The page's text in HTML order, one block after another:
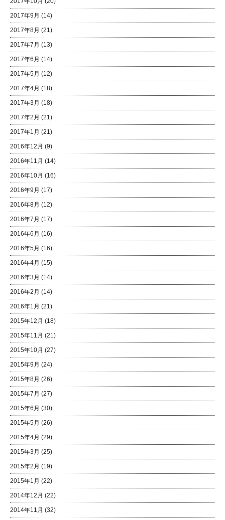
2017年9月 (14)
2017年8月 (21)
2017年7月 (13)
2017年6月 (14)
2017年5月 (12)
2017年4月 (18)
2017年3月 (18)
2017年2月 (21)
2017年1月 (21)
2016年12月 (9)
2016年11月 (14)
2016年10月 (16)
2016年9月 (17)
2016年8月 (12)
2016年7月 (17)
2016年6月 (16)
2016年5月 (16)
2016年4月 (15)
2016年3月 (14)
2016年2月 (14)
2016年1月 (21)
2015年12月 (18)
2015年11月 (21)
2015年10月 (27)
2015年9月 (24)
2015年8月 (26)
2015年7月 (27)
2015年6月 (30)
2015年5月 (26)
2015年4月 (29)
2015年3月 (25)
2015年2月 (19)
2015年1月 (22)
2014年12月 (22)
2014年11月 (32)